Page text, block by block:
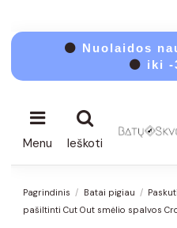
⚫ Nuolaidos
⚫ iki -
Menu Ieškoti
Pagrindinis Batai pigiau
pašiltinti Cut Out smėlio spalvos